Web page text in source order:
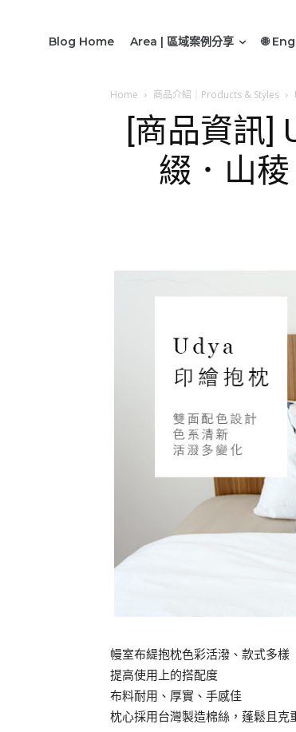
Blog Home Area | 區域案例分享 🌐
Home 商品介紹｜Products & Styles
[商品資訊]
綴．山
幔室布緹抱枕色彩活潑、款式多樣
提高使用上的搭配度
布料耐用、厚實、手感佳
枕心採用台灣製造棉絲，蓬鬆且克